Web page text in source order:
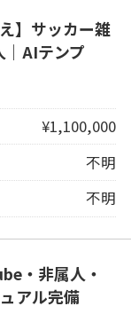
】サッカー雑
AIテンプ
¥1,100,000
不明
不明
・非属人・
アル完備